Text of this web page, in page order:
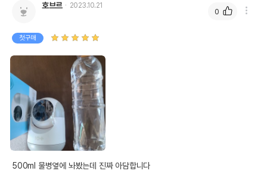
호브르 2023.10.21
첫구매
500ml 물병옆에 놔봤는데 진짜 아담합니다
0